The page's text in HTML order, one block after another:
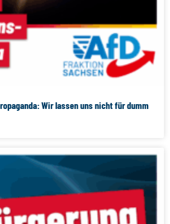
Wir lassen uns nicht für dumm